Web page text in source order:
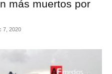
más muertos por
7, 2020